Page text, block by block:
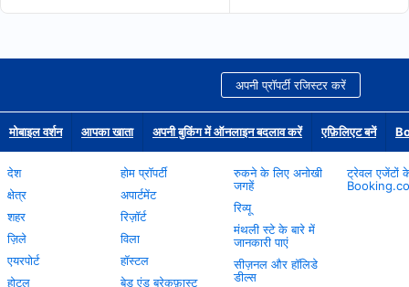
अपनी प्रॉपर्टी रजिस्टर करें
मोबाइल वर्शन आपका खाता अपनी बुकिंग में ऑनलाइन बदलाव करें एफ़िलिएट बनें
देश
क्षेत्र
शहर
ज़िले
एयरपोर्ट
होटल
होम प्रॉपर्टी
अपार्टमेंट
रिज़ॉर्ट
विला
हॉस्टल
बेड एंड ब्रेकफ़ास्ट
रुकने के लिए अनोखी
जगहें
रिव्यू
मंथली स्टे के बारे में
जानकारी पाएं
सीज़नल और हॉलिडे
डील्स
ट्रेवल एजेंटों